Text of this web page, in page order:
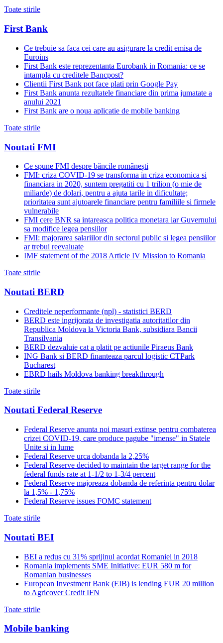
Toate stirile
First Bank
Ce trebuie sa faca cei care au asigurare la credit emisa de
Euroins
First Bank este reprezentanta Eurobank in Romania: ce se
intampla cu creditele Bancpost?
Clientii First Bank pot face plati prin Google Pay
First Bank anunta rezultatele financiare din prima jumatate a
anului 2021
First Bank are o noua aplicatie de mobile banking
Toate stirile
Noutati FMI
Ce spune FMI despre băncile românești
FMI: criza COVID-19 se transforma in criza economica si
financiara in 2020, suntem pregatiti cu 1 trilion (o mie de
miliarde) de dolari, pentru a ajuta tarile in dificultate;
prioritatea sunt ajutoarele financiare pentru familiile si firmele
vulnerabile
FMI cere BNR sa intareasca politica monetara iar Guvernului
sa modifice legea pensiilor
FMI: majorarea salariilor din sectorul public si legea pensiilor
ar trebui reevaluate
IMF statement of the 2018 Article IV Mission to Romania
Toate stirile
Noutati BERD
Creditele neperformante (npl) - statistici BERD
BERD este ingrijorata de investigatia autoritatilor din
Republica Moldova la Victoria Bank, subsidiara Bancii
Transilvania
BERD dezvaluie cat a platit pe actiunile Piraeus Bank
ING Bank si BERD finanteaza parcul logistic CTPark
Bucharest
EBRD hails Moldova banking breakthrough
Toate stirile
Noutati Federal Reserve
Federal Reserve anunta noi masuri extinse pentru combaterea
crizei COVID-19, care produce pagube "imense" in Statele
Unite si in lume
Federal Reserve urca dobanda la 2,25%
Federal Reserve decided to maintain the target range for the
federal funds rate at 1-1/2 to 1-3/4 percent
Federal Reserve majoreaza dobanda de referinta pentru dolar
la 1,5% - 1,75%
Federal Reserve issues FOMC statement
Toate stirile
Noutati BEI
BEI a redus cu 31% sprijinul acordat Romaniei in 2018
Romania implements SME Initiative: EUR 580 m for
Romanian businesses
European Investment Bank (EIB) is lending EUR 20 million
to Agricover Credit IFN
Toate stirile
Mobile banking